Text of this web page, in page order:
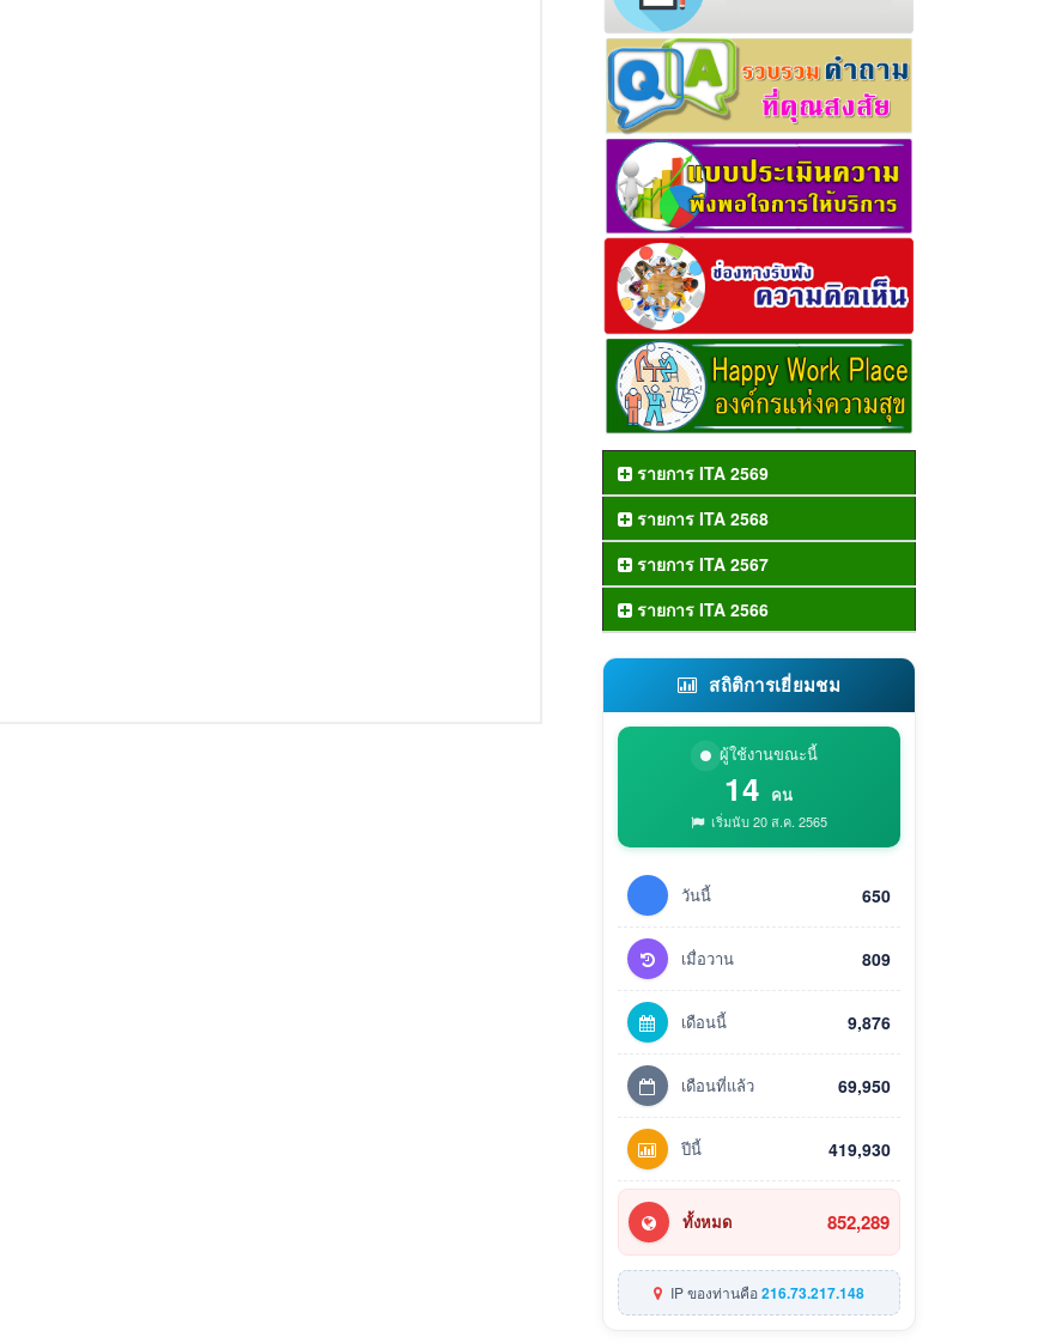
รายการ ITA 2569
รายการ ITA 2568
รายการ ITA 2567
รายการ ITA 2566
สถิติการเยี่ยมชม
ผู้ใช้งานขณะนี้
14 คน
เริ่มนับ 20 ส.ค. 2565
วันนี้ 650
เมื่อวาน 809
เดือนนี้ 9,876
เดือนที่แล้ว 69,950
ปีนี้ 419,930
ทั้งหมด 852,289
IP ของท่านคือ216.73.217.148